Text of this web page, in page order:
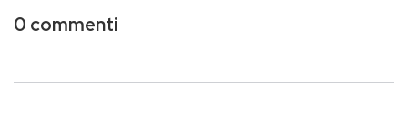
0 commenti